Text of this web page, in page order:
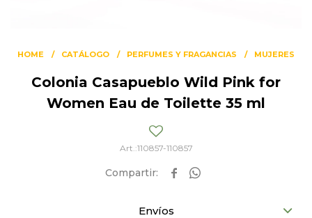
HOME CATÁLOGO PERFUMES Y FRAGANCIAS MUJERES
Colonia Casapueblo Wild Pink for
Women Eau de Toilette 35 ml
110857-110857
 
Envíos